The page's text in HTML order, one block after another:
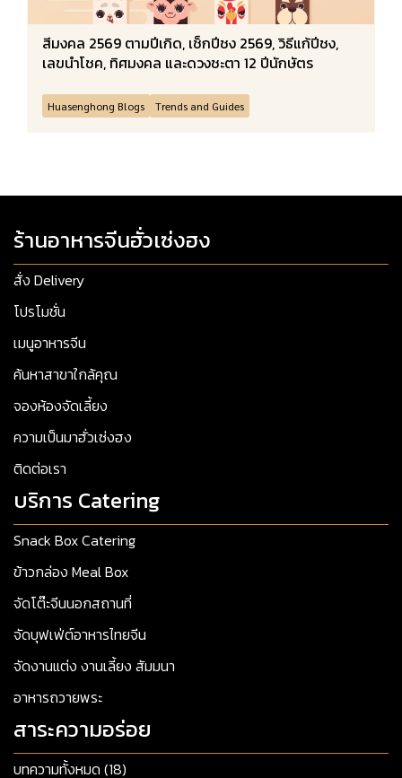
สีมงคล 2569 ตามปีเกิด, เช็กปีชง 2569, วิธีแก้ปีชง,
เลขนำโชค, ทิศมงคล และดวงชะตา 12 ปีนักษัตร
Huasenghong Blogs Trends and Guides
ร้านอาหารจีนฮั่วเซ่งฮง
สั่ง Delivery
โปรโมชั่น
เมนูอาหารจีน
ค้นหาสาขาใกล้คุณ
จองห้องจัดเลี้ยง
ความเป็นมาฮั่วเซ่งฮง
ติดต่อเรา
บริการ Catering
Snack Box Catering
ข้าวกล่อง Meal Box
จัดโต๊ะจีนนอกสถานที่
จัดบุฟเฟ่ต์อาหารไทยจีน
จัดงานแต่ง งานเลี้ยง สัมมนา
อาหารถวายพระ
สาระความอร่อย
บทความทั้งหมด (18)